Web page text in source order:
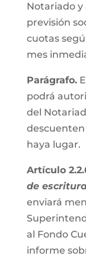
Notariado y
previsión
cuotas
mes
Parágrafo.
podrá
del
descuenten
haya lugar.
Artículo
de
enviará
al Fondo
informe